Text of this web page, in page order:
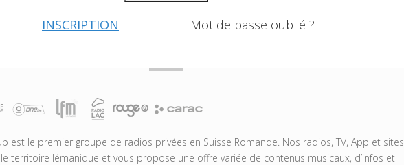
INSCRIPTION Mot de passe oublié ?
est le premier groupe de radios privées en Suisse Romande. Nos radios, TV, App et sites
territoire lémanique et vous propose une offre variée de contenus musicaux, d’infos et